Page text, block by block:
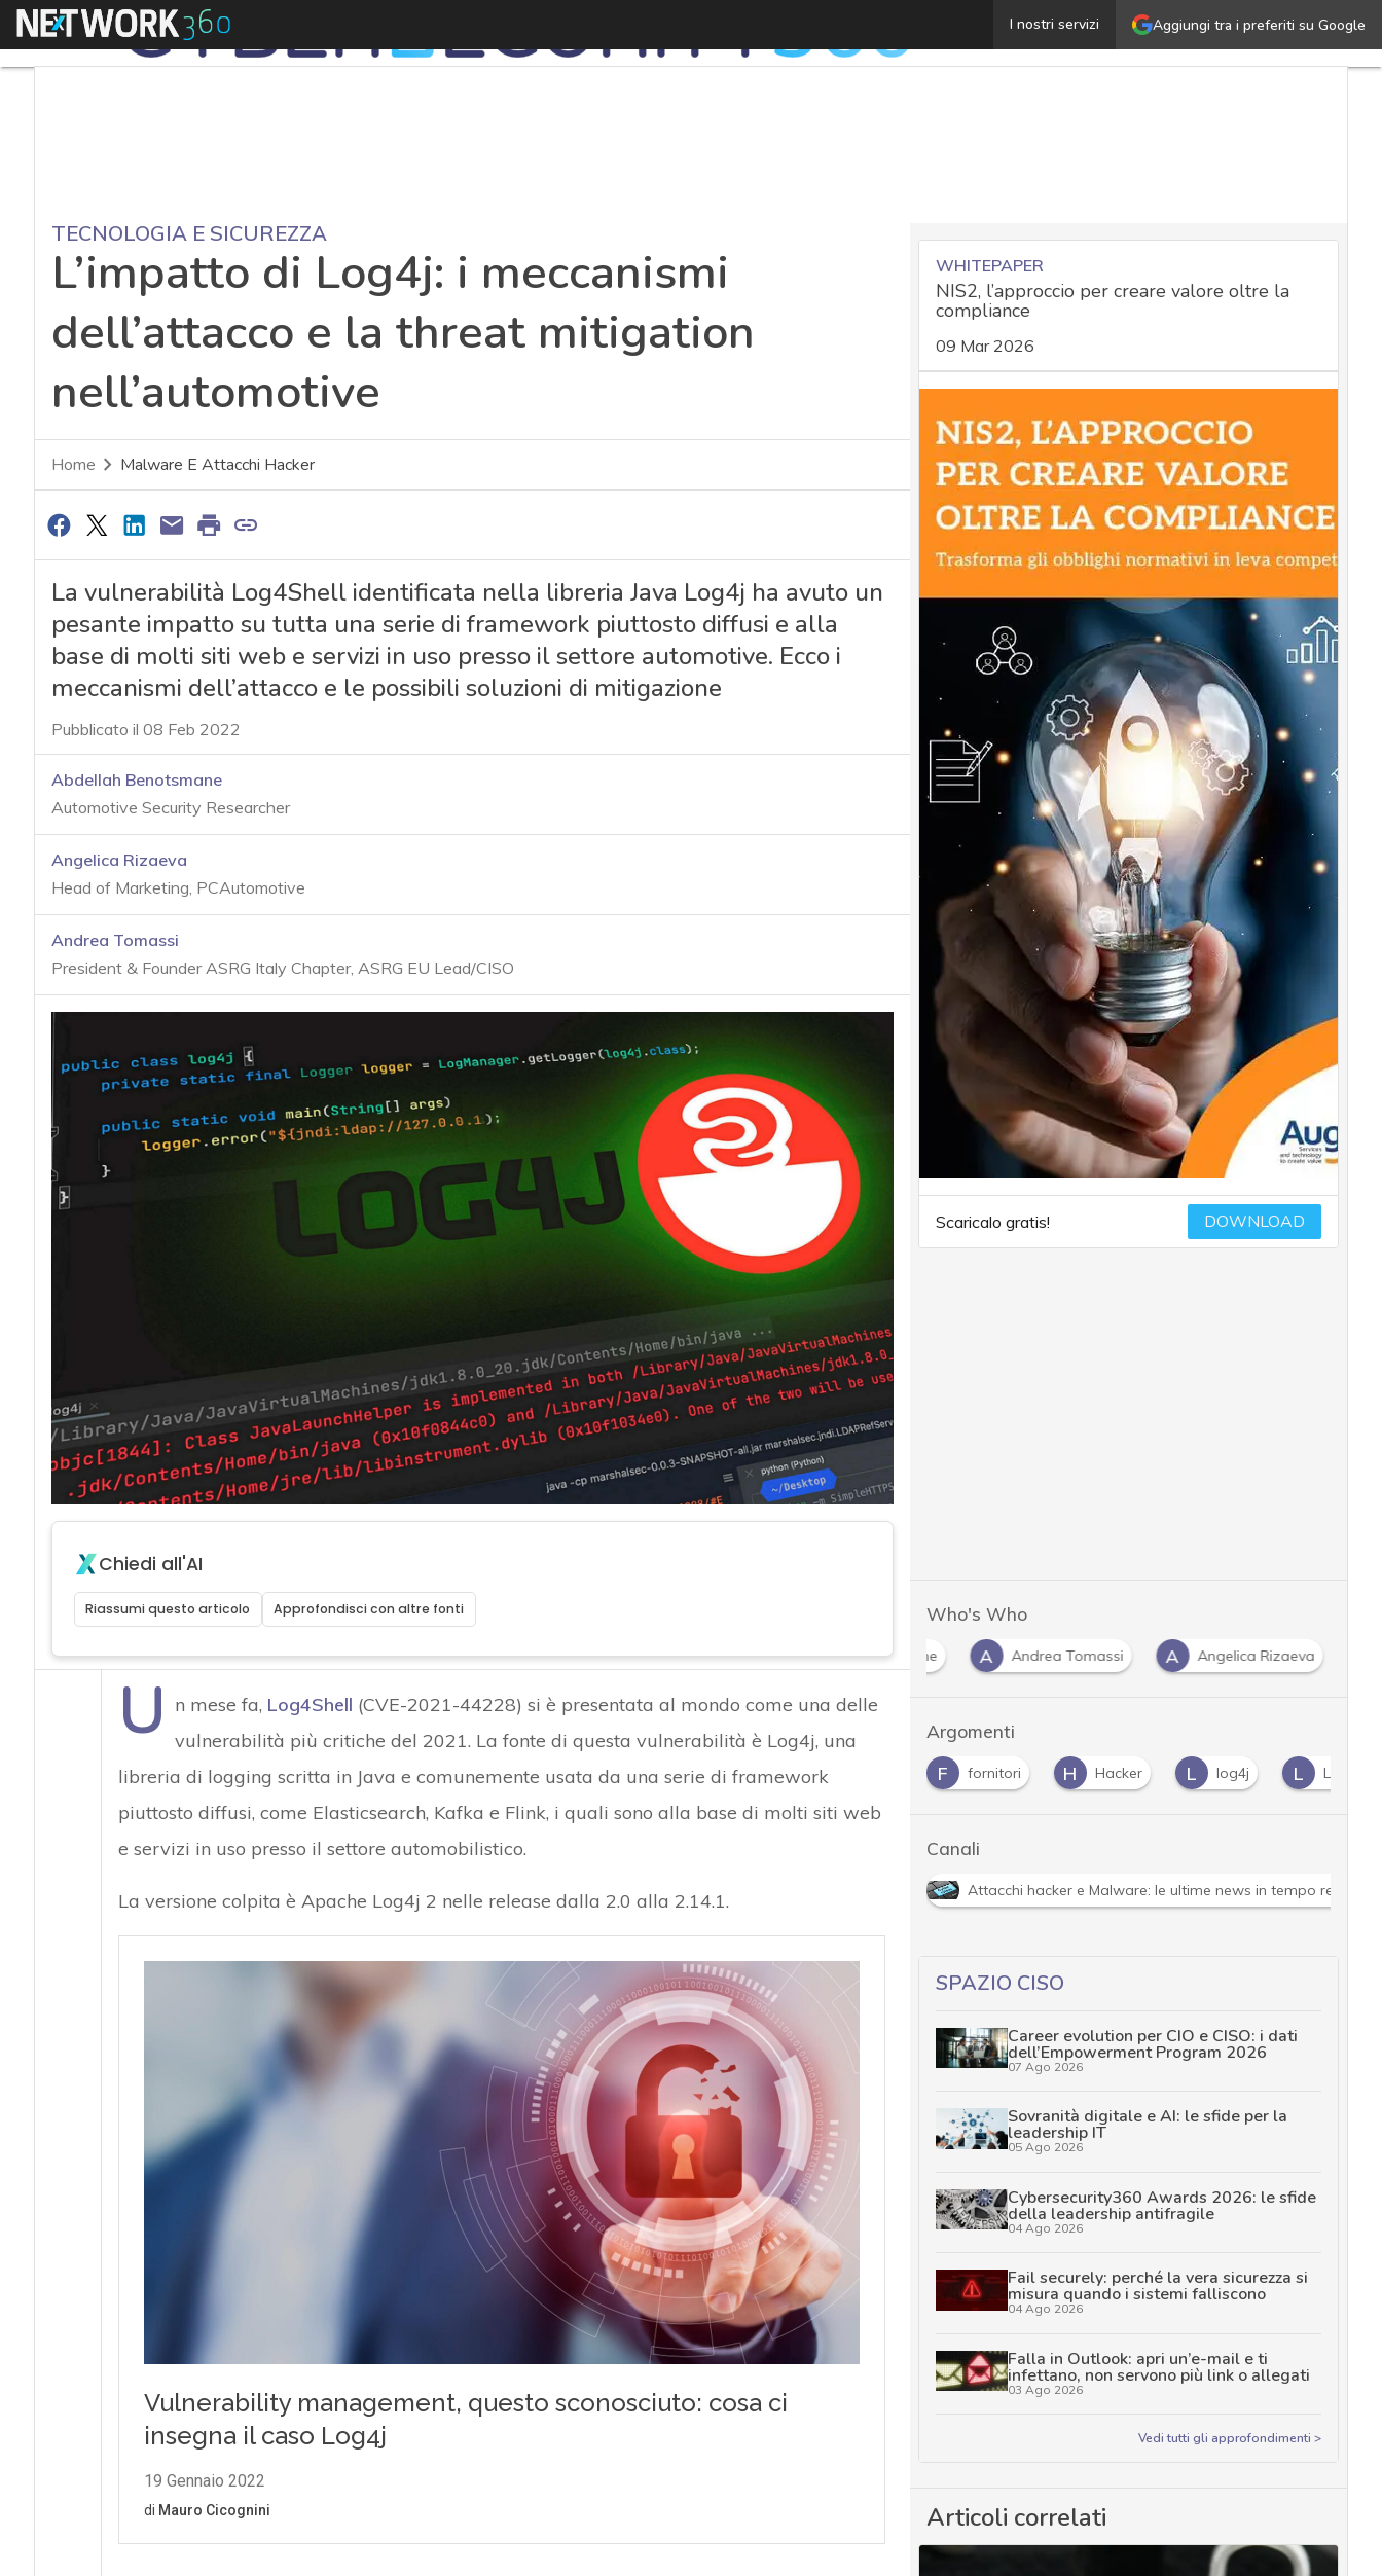
Aggiungi tra i preferiti su Google
I nostri servizi
Menu L’impatto di Log4j: i meccanismi dell’attacco e la
TECNOLOGIA E SICUREZZA
L’impatto di Log4j: i meccanismi
dell’attacco e la threat mitigation
nell’automotive
Home Malware E Attacchi Hacker
La vulnerabilità Log4Shell identificata nella libreria Java Log4j ha avuto un
pesante impatto su tutta una serie di framework piuttosto diffusi e alla
base di molti siti web e servizi in uso presso il settore automotive. Ecco i
meccanismi dell’attacco e le possibili soluzioni di mitigazione
Pubblicato il 08 Feb 2022
Abdellah Benotsmane
Automotive Security Researcher
Angelica Rizaeva
Head of Marketing, PCAutomotive
Andrea Tomassi
President & Founder ASRG Italy Chapter, ASRG EU Lead/CISO
Chiedi all'AI
Riassumi questo articolo Approfondisci con altre fonti
U n mese fa, Log4Shell (CVE-2021-44228) si è presentata al mondo come una delle
vulnerabilità più critiche del 2021. La fonte di questa vulnerabilità è Log4j, una
libreria di logging scritta in Java e comunemente usata da una serie di framework
piuttosto diffusi, come Elasticsearch, Kafka e Flink, i quali sono alla base di molti siti web
e servizi in uso presso il settore automobilistico.
La versione colpita è Apache Log4j 2 nelle release dalla 2.0 alla 2.14.1.
WHITEPAPER
NIS2, l’approccio per creare valore oltre la
compliance
09 Mar 2026
Scaricalo gratis! DOWNLOAD
Who's Who
A
Abdellah Benotsmane A Andrea Tomassi A
Angelica Rizaeva
Argomenti
A
Applicazioni fornitori H Hacker L log4j L Log4Shell
Canali
Attacchi hacker e Malware: le ultime news in tempo reale e
SPAZIO CISO
Career evolution per CIO e CISO: i dati
dell’Empowerment Program 2026
07 Ago 2026
Sovranità digitale e AI: le sfide per la
leadership IT
05 Ago 2026
Cybersecurity360 Awards 2026: le sfide
della leadership antifragile
04 Ago 2026
Fail securely: perché la vera sicurezza si
misura quando i sistemi falliscono
04 Ago 2026
Falla in Outlook: apri un’e-mail e ti
infettano, non servono più link o allegati
03 Ago 2026
Vedi tutti gli approfondimenti >
Articoli correlati